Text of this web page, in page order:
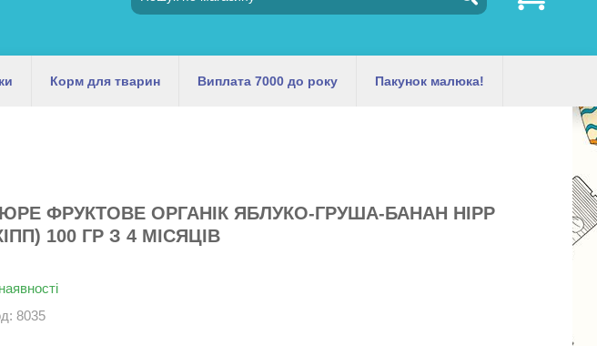
Корм для тварин Виплата 7000 до року Пакунок малюка!
ФРУКТОВЕ ОРГАНІК ЯБЛУКО-ГРУША-БАНАН HIPP
100 ГР З 4 МІСЯЦІВ
8035